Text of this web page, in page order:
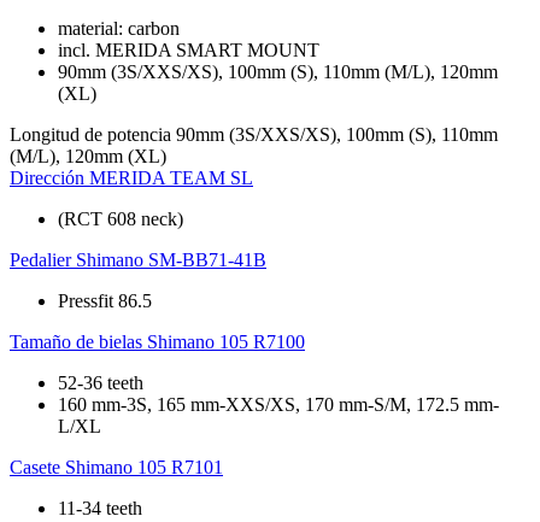
material: carbon
incl. MERIDA SMART MOUNT
90mm (3S/XXS/XS), 100mm (S), 110mm (M/L), 120mm
(XL)
Longitud de potencia 90mm (3S/XXS/XS), 100mm (S), 110mm
(M/L), 120mm (XL)
Dirección MERIDA TEAM SL
(RCT 608 neck)
Pedalier Shimano SM-BB71-41B
Pressfit 86.5
Tamaño de bielas Shimano 105 R7100
52-36 teeth
160 mm-3S, 165 mm-XXS/XS, 170 mm-S/M, 172.5 mm-
L/XL
Casete Shimano 105 R7101
11-34 teeth